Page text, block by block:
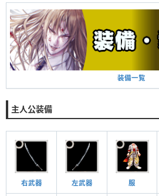
装備一覧
主人公装備
右武器 左武器 服